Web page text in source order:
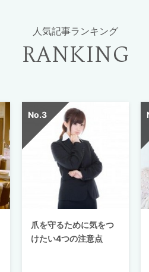
人気記事ランキング
RANKING
爪を守るために気をつ
けたい4つの注意点